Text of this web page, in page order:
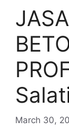
March 30,